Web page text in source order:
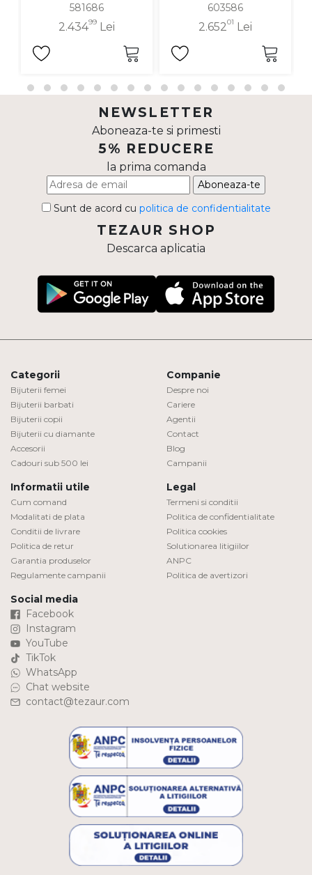
581686
2.43499Lei
603586
2.65201 Lei
NEWSLETTER
Aboneaza-te si primesti
5% REDUCERE
la prima comanda
Aboneaza-te
Sunt de acord cu politica de confidentialitate
TEZAUR SHOP
Descarca aplicatia
Categorii
Bijuterii femei
Bijuterii barbati
Bijuterii copii
Bijuterii cu diamante
Accesorii
Cadouri sub 500 lei
Companie
Despre noi
Cariere
Agentii
Contact
Blog
Campanii
Informatii utile
Cum comand
Modalitati de plata
Conditii de livrare
Politica de retur
Garantia produselor
Regulamente campanii
Legal
Termeni si conditii
Politica de confidentialitate
Politica cookies
Solutionarea litigiilor
ANPC
Politica de avertizori
Social media
Facebook
Instagram
YouTube
TikTok
WhatsApp
Chat website
contact@tezaur.com